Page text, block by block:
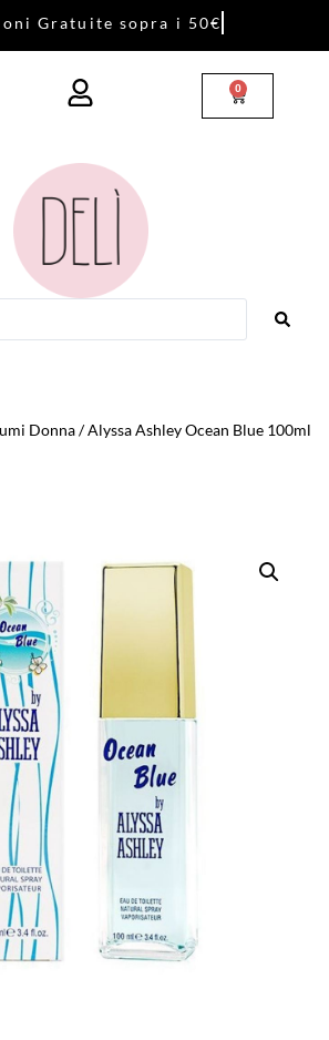
on i Gratu ite sopra i 50€
0
Donna/ Alyssa Ashley Ocean Blue 100ml